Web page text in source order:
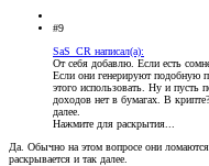
#9
SaS_CR написал(а):
От себя добавлю. Если есть
Если они генерируют подобную
этого использовать. Ну и пусть
доходов нет в бумагах. В
далее.
Нажмите для раскрытия...
Да. Обычно на этом вопросе они
раскрывается и так далее.